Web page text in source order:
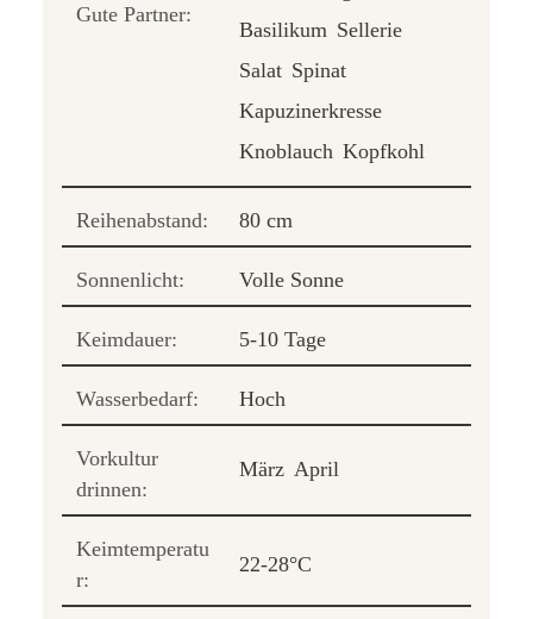
Gute Partner:
Basilikum Sellerie
Salat Spinat
Kapuzinerkresse
Knoblauch Kopfkohl
Reihenabstand: 80 cm
Sonnenlicht: Volle Sonne
Keimdauer: 5-10 Tage
Wasserbedarf: Hoch
Vorkultur
drinnen:
März April
Keimtemperatu
r:
22-28°C